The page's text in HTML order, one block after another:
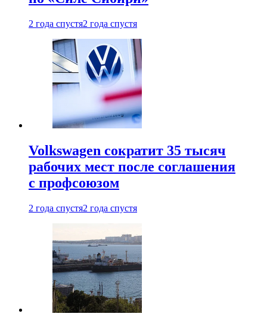
2 года спустя2 года спустя
Volkswagen сократит 35 тысяч
рабочих мест после соглашения
с профсоюзом
2 года спустя2 года спустя